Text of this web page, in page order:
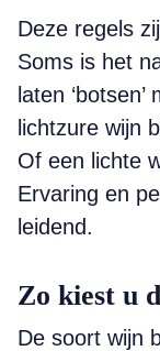
Deze regels
Soms is het
laten
lichtzure wijn
Of een lichte
Ervaring en
leidend.
Zo kiest u
De soort wijn